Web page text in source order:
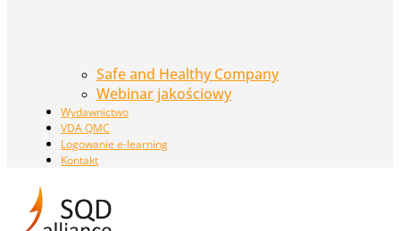
Safe and Healthy Company
Webinar jakościowy
Wydawnictwo
VDA QMC
Logowanie e-learning
Kontakt